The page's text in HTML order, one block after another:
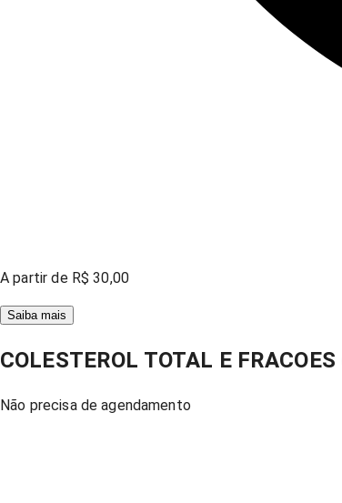
A partir de R$ 30,00
Saiba mais
COLESTEROL TOTAL E
Não precisa de agendamento